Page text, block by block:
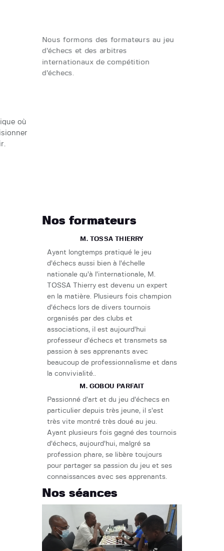
Nous formons des formateurs au jeu
internationaux de compétition
d’échecs.
où
Nous organisons des tournois
d’échecs avec plusieurs lots à gagner.
Nos formateurs
M. TOSSA THIERRY
Ayant longtemps pratiqué le jeu
d’échecs aussi bien à l’échelle
nationale qu’à l’internationale, M.
TOSSA Thierry est devenu un expert
en la matière. Plusieurs fois champion
d’échecs lors de divers tournois
organisés par des clubs et
associations, il est aujourd’hui
professeur d’échecs et transmets sa
passion à ses apprenants avec
beaucoup de professionnalisme et dans
la convivialité..
M. GOBOU PARFAIT
Passionné d’art et du jeu d’échecs en
particulier depuis très jeune, il s’est
très vite montré très doué au jeu.
Ayant plusieurs fois gagné des tournois
d’échecs, aujourd’hui, malgré sa
profession phare, se libère toujours
pour partager sa passion du jeu et ses
connaissances avec ses apprenants.
Nos séances